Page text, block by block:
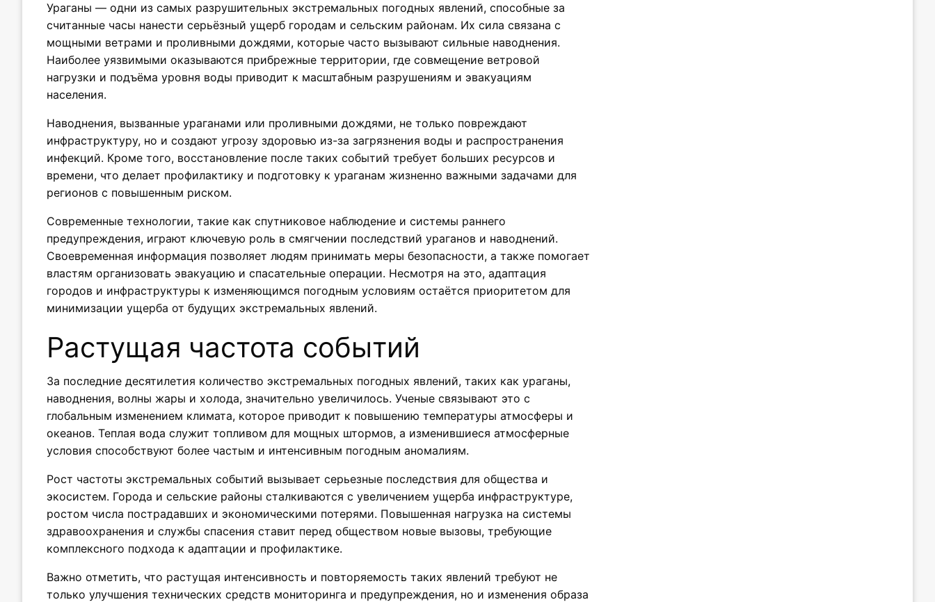
Ураганы — одни из самых разрушительных экстремальных погодных явлений, способные за
считанные часы нанести серьёзный ущерб городам и сельским районам. Их сила связана с
мощными ветрами и проливными дождями, которые часто вызывают сильные наводнения.
Наиболее уязвимыми оказываются прибрежные территории, где совмещение ветровой
нагрузки и подъёма уровня воды приводит к масштабным разрушениям и эвакуациям
населения.
Наводнения, вызванные ураганами или проливными дождями, не только повреждают
инфраструктуру, но и создают угрозу здоровью из-за загрязнения воды и распространения
инфекций. Кроме того, восстановление после таких событий требует больших ресурсов и
времени, что делает профилактику и подготовку к ураганам жизненно важными задачами для
регионов с повышенным риском.
Современные технологии, такие как спутниковое наблюдение и системы раннего
предупреждения, играют ключевую роль в смягчении последствий ураганов и наводнений.
Своевременная информация позволяет людям принимать меры безопасности, а также помогает
властям организовать эвакуацию и спасательные операции. Несмотря на это, адаптация
городов и инфраструктуры к изменяющимся погодным условиям остаётся приоритетом для
минимизации ущерба от будущих экстремальных явлений.
Растущая частота событий
За последние десятилетия количество экстремальных погодных явлений, таких как ураганы,
наводнения, волны жары и холода, значительно увеличилось. Ученые связывают это с
глобальным изменением климата, которое приводит к повышению температуры атмосферы и
океанов. Теплая вода служит топливом для мощных штормов, а изменившиеся атмосферные
условия способствуют более частым и интенсивным погодным аномалиям.
Рост частоты экстремальных событий вызывает серьезные последствия для общества и
экосистем. Города и сельские районы сталкиваются с увеличением ущерба инфраструктуре,
ростом числа пострадавших и экономическими потерями. Повышенная нагрузка на системы
здравоохранения и службы спасения ставит перед обществом новые вызовы, требующие
комплексного подхода к адаптации и профилактике.
Важно отметить, что растущая интенсивность и повторяемость таких явлений требуют не
только улучшения технических средств мониторинга и предупреждения, но и изменения образа